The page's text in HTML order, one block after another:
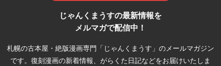
じゃんくまうすの最新情報を
メルマガで配信中！
札幌の古本屋・絶版漫画専門「じゃんくまうす」のメールマガジン
です。復刻漫画の新着情報、がらくた日記などをお届けいたしま